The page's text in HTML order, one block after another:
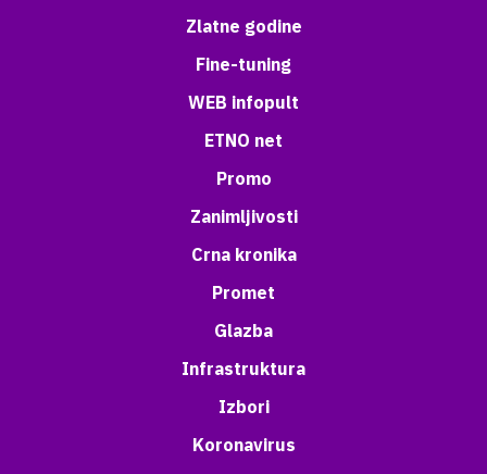
Zlatne godine
Fine-tuning
WEB infopult
ETNO net
Promo
Zanimljivosti
Crna kronika
Promet
Glazba
Infrastruktura
Izbori
Koronavirus